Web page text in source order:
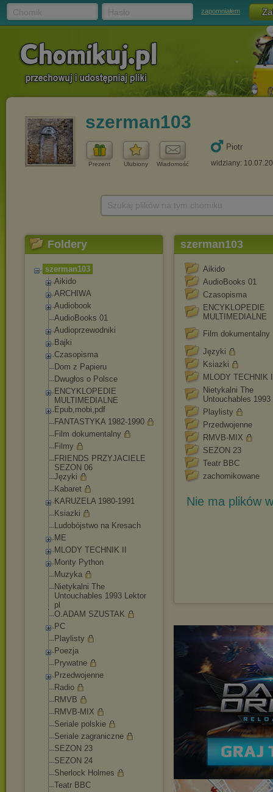
zapomniałem
szerman103
Prezent Ulubiony Wiadomość
Piotr
widziany:
Foldery
szerman103
Aikido
ARCHIWA
Audiobook
AudioBooks 01
Audioprzewodniki
Bajki
Czasopisma
Dom z Papieru
Dwugłos o Polsce
ENCYKLOPEDIE
MULTIMEDIALNE
Epub,mobi,pdf
FANTASTYKA 1982-1990
Film dokumentalny
Filmy
FRIENDS PRZYJACIELE
SEZON 06
Języki
Kabaret
KARUZELA 1980-1991
Ksiazki
Ludobójstwo na Kresach
ME
MLODY TECHNIK II
Monty Python
Muzyka
Nietykalni The
Untouchables 1993 Lektor
pl
O.ADAM SZUSTAK
PC
Playlisty
Poezja
Prywatne
Przedwojenne
Radio
RMVB
RMVB-MIX
Seriale polskie
Seriale zagraniczne
SEZON 23
SEZON 24
Sherlock Holmes
Teatr BBC
szerman103
Aikido
AudioBooks 01
Czasopisma
ENCYKLOPEDIE
MULTIMEDIALNE
Film dokumentalny
Języki
Ksiazki
MLODY TECHNIK
Nietykalni The
Untouchables
Playlisty
Przedwojenne
RMVB-MIX
SEZON 23
Teatr BBC
zachomikowane
Nie ma plików